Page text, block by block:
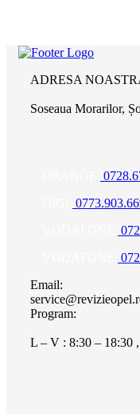
ADRESA
Soseaua Morarilor,
Email:
Program:
L – V : 8:30 – 18:30